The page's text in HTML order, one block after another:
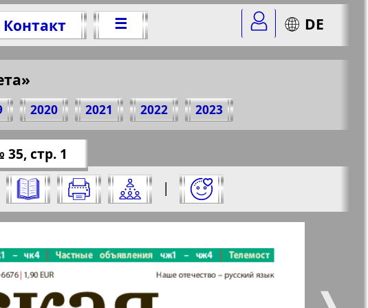
Контакт ☰ DE
2020 2021 2022 2023
на него:
стр. 1
|
страницу и нажмите на нее:
4 5
№ 35, 2016 г.
Все pro все